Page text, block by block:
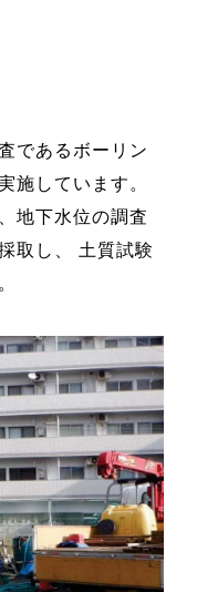
であるボーリン
施しています。
地下水位の調査
取し、 土質試験